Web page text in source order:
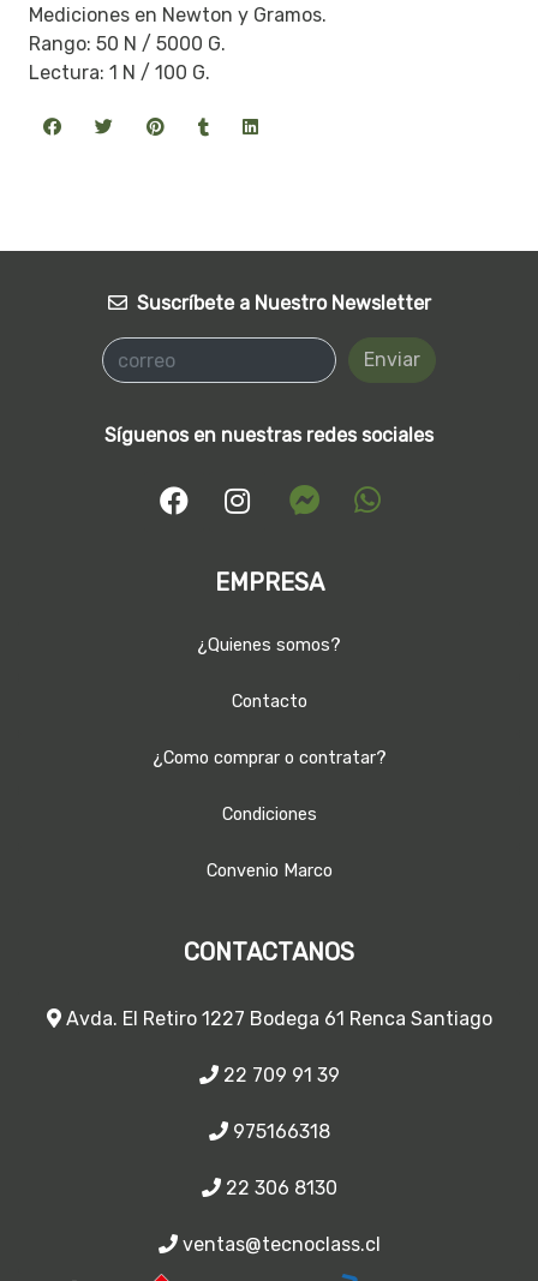
Mediciones en Newton y Gramos.
Rango: 50 N / 5000 G.
Lectura: 1 N / 100 G.
Suscríbete a Nuestro Newsletter
Enviar
Síguenos en nuestras redes sociales
EMPRESA
¿Quienes somos?
Contacto
¿Como comprar o contratar?
Condiciones
Convenio Marco
CONTACTANOS
Avda. El Retiro 1227 Bodega 61 Renca Santiago
22 709 91 39
975166318
22 306 8130
ventas@tecnoclass.cl